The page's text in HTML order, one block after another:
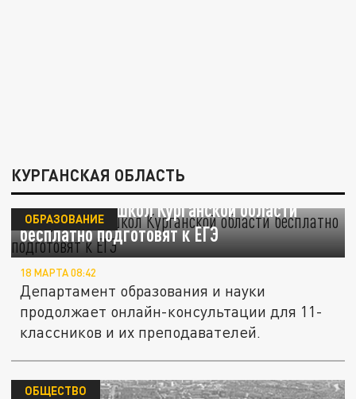
КУРГАНСКАЯ ОБЛАСТЬ
Выпускников школ Курганской области
бесплатно подготовят к ЕГЭ
ОБРАЗОВАНИЕ
18 МАРТА 08:42
Департамент образования и науки
продолжает онлайн-консультации для 11-
классников и их преподавателей.
ОБЩЕСТВО